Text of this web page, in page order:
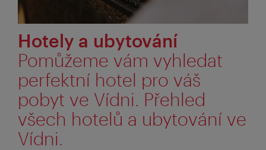
Hotely a ubytování
Pomůžeme vám vyhledat
perfektní hotel pro váš
pobyt ve Vídni. Přehled
všech hotelů a ubytování ve
Vídni.